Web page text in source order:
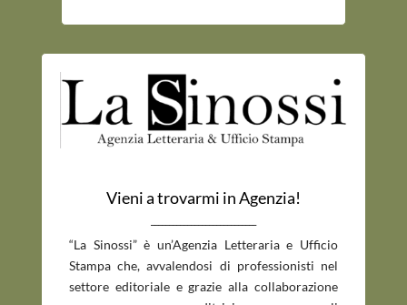
Vieni a trovarmi in Agenzia!
“La Sinossi” è un’Agenzia Letteraria e Ufficio
Stampa che, avvalendosi di professionisti nel
settore editoriale e grazie alla collaborazione